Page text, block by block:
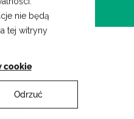
nie będą
tej witryny
cookie
Odrzuć
Artystyczne